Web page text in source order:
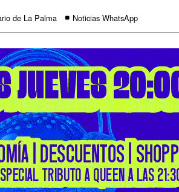
de La Palma Noticias WhatsApp